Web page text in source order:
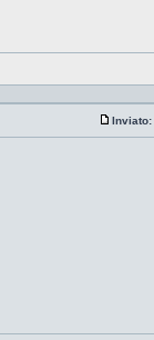
Inviato: